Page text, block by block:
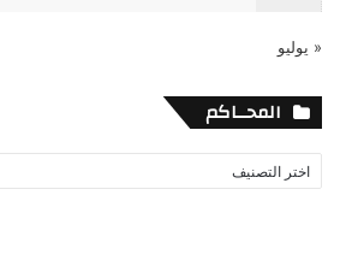
« يوليو
المحــاكم
المحــاكم